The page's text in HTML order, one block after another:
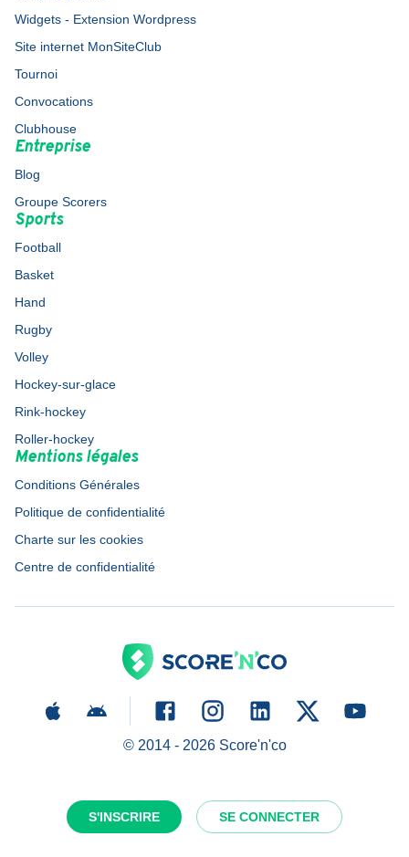
S'INSCRIRE SE CONNECTER
Widgets - Extension Wordpress
Site internet MonSiteClub
Tournoi
Convocations
Clubhouse
Entreprise
Blog
Groupe Scorers
Sports
Football
Basket
Hand
Rugby
Volley
Hockey-sur-glace
Rink-hockey
Roller-hockey
Mentions légales
Conditions Générales
Politique de confidentialité
Charte sur les cookies
Centre de confidentialité
© 2014 - 2026Score'n'co